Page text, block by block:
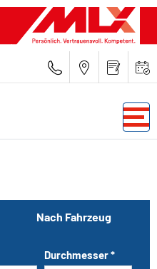
Nach Fahrzeug
Durchmesser*